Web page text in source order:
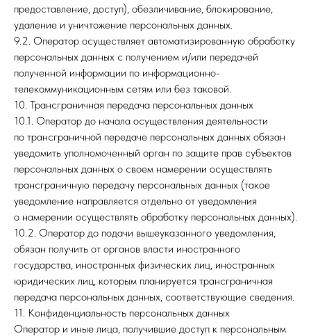
предоставление, доступ), обезличивание, блокирование,
удаление и уничтожение персональных данных.
9.2. Оператор осуществляет автоматизированную обработку
персональных данных с получением и/или передачей
полученной информации по информационно-
телекоммуникационным сетям или без таковой.
10. Трансграничная передача персональных данных
10.1. Оператор до начала осуществления деятельности
по трансграничной передаче персональных данных обязан
уведомить уполномоченный орган по защите прав субъектов
персональных данных о своем намерении осуществлять
трансграничную передачу персональных данных (такое
уведомление направляется отдельно от уведомления
о намерении осуществлять обработку персональных данных).
10.2. Оператор до подачи вышеуказанного уведомления,
обязан получить от органов власти иностранного
государства, иностранных физических лиц, иностранных
юридических лиц, которым планируется трансграничная
передача персональных данных, соответствующие сведения.
11. Конфиденциальность персональных данных
Оператор и иные лица, получившие доступ к персональным